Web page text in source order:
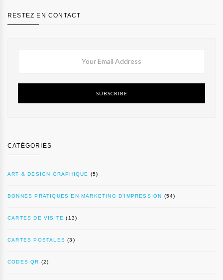
RESTEZ EN CONTACT
SUBSCRIBE
CATÉGORIES
ART & DESIGN GRAPHIQUE (5)
BONNES PRATIQUES EN MARKETING D’IMPRESSION (54)
CARTES DE VISITE (13)
CARTES POSTALES (3)
CODES QR (2)